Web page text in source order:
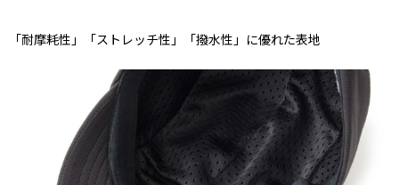
「耐摩耗性」「ストレッチ性」「撥水性」に優れた表地